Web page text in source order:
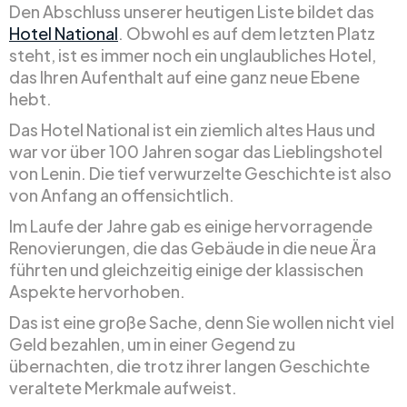
Den Abschluss unserer heutigen Liste bildet das
Hotel National. Obwohl es auf dem letzten Platz
steht, ist es immer noch ein unglaubliches Hotel,
das Ihren Aufenthalt auf eine ganz neue Ebene
hebt.
Das Hotel National ist ein ziemlich altes Haus und
war vor über 100 Jahren sogar das Lieblingshotel
von Lenin. Die tief verwurzelte Geschichte ist also
von Anfang an offensichtlich.
Im Laufe der Jahre gab es einige hervorragende
Renovierungen, die das Gebäude in die neue Ära
führten und gleichzeitig einige der klassischen
Aspekte hervorhoben.
Das ist eine große Sache, denn Sie wollen nicht viel
Geld bezahlen, um in einer Gegend zu
übernachten, die trotz ihrer langen Geschichte
veraltete Merkmale aufweist.